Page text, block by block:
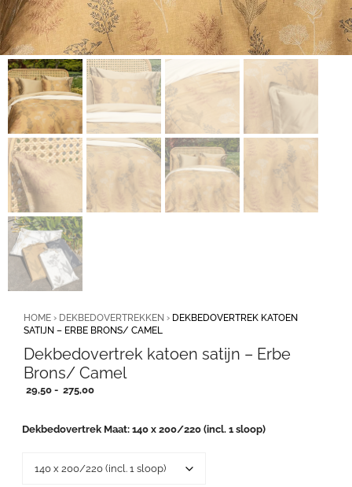
HOME › DEKBEDOVERTREKKEN › DEKBEDOVERTREK KATOEN
SATIJN – ERBE BRONS/ CAMEL
Dekbedovertrek katoen satijn – Erbe
Brons/ Camel
29,50 - 275,00Prijsklasse:
275,00
Dekbedovertrek Maat 140 x 200/220 (incl. 1 sloop)